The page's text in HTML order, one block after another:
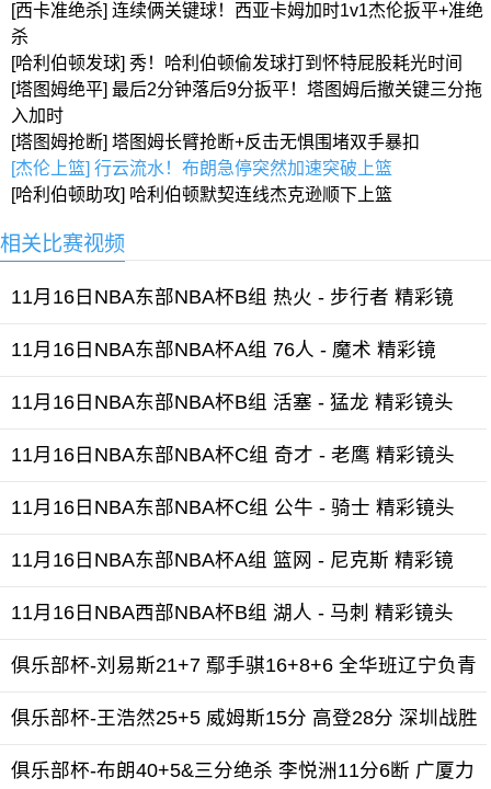
[西卡准绝杀] 连续俩关键球！西亚卡姆加时1v1杰伦扳平+准绝
杀
[哈利伯顿发球] 秀！哈利伯顿偷发球打到怀特屁股耗光时间
[塔图姆绝平] 最后2分钟落后9分扳平！塔图姆后撤关键三分拖
入加时
[塔图姆抢断] 塔图姆长臂抢断+反击无惧围堵双手暴扣
[杰伦上篮] 行云流水！布朗急停突然加速突破上篮
[哈利伯顿助攻] 哈利伯顿默契连线杰克逊顺下上篮
相关比赛视频
11月16日NBA东部NBA杯B组 热火 - 步行者 精彩镜
11月16日NBA东部NBA杯A组 76人 - 魔术 精彩镜
11月16日NBA东部NBA杯B组 活塞 - 猛龙 精彩镜头
11月16日NBA东部NBA杯C组 奇才 - 老鹰 精彩镜头
11月16日NBA东部NBA杯C组 公牛 - 骑士 精彩镜头
11月16日NBA东部NBA杯A组 篮网 - 尼克斯 精彩镜
11月16日NBA西部NBA杯B组 湖人 - 马刺 精彩镜头
俱乐部杯-刘易斯21+7 鄢手骐16+8+6 全华班辽宁负青
俱乐部杯-王浩然25+5 威姆斯15分 高登28分 深圳战胜
俱乐部杯-布朗40+5&三分绝杀 李悦洲11分6断 广厦力